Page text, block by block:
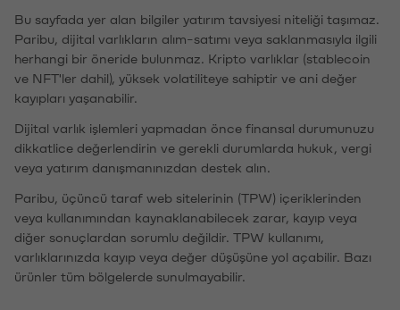
Bu sayfada yer alan bilgiler yatırım tavsiyesi niteliği taşımaz.
Paribu, dijital varlıkların alım-satımı veya saklanmasıyla ilgili
herhangi bir öneride bulunmaz. Kripto varlıklar (stablecoin
ve NFT'ler dahil), yüksek volatiliteye sahiptir ve ani değer
kayıpları yaşanabilir.
Dijital varlık işlemleri yapmadan önce finansal durumunuzu
dikkatlice değerlendirin ve gerekli durumlarda hukuk, vergi
veya yatırım danışmanınızdan destek alın.
Paribu, üçüncü taraf web sitelerinin (TPW) içeriklerinden
veya kullanımından kaynaklanabilecek zarar, kayıp veya
diğer sonuçlardan sorumlu değildir. TPW kullanımı,
varlıklarınızda kayıp veya değer düşüşüne yol açabilir. Bazı
ürünler tüm bölgelerde sunulmayabilir.